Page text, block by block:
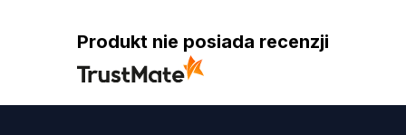
Produkt nie posiada recenzji